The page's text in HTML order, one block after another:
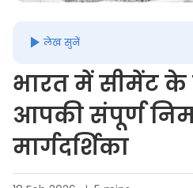
भारत में सीमेंट के
आपकी संपूर्ण
मार्गदर्शिका
लेख सुनें